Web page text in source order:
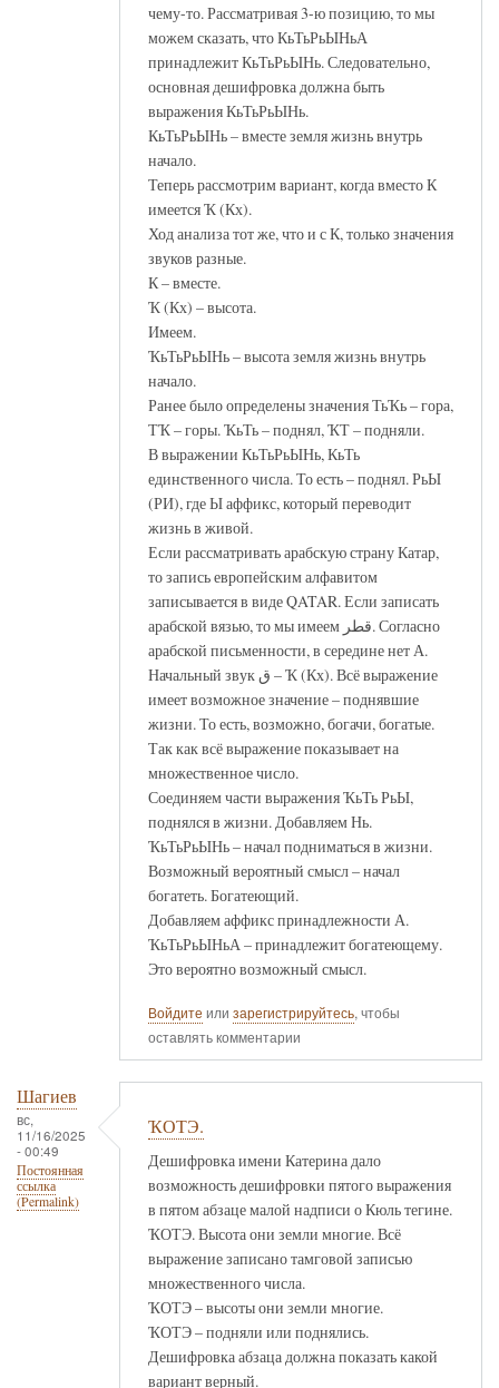
чему-то. Рассматривая 3-ю позицию, то мы
можем сказать, что КьТьРьЫНьА
принадлежит КьТьРьЫНь. Следовательно,
основная дешифровка должна быть
выражения КьТьРьЫНь.
КьТьРьЫНь – вместе земля жизнь внутрь
начало.
Теперь рассмотрим вариант, когда вместо К
имеется Ҡ (Кх).
Ход анализа тот же, что и с К, только значения
звуков разные.
К – вместе.
Ҡ (Кх) – высота.
Имеем.
ҠьТьРьЫНь – высота земля жизнь внутрь
начало.
Ранее было определены значения ТьҠь – гора,
ТҠ – горы. ҠьТь – поднял, ҠТ – подняли.
В выражении КьТьРьЫНь, КьТь
единственного числа. То есть – поднял. РьЫ
(РИ), где Ы аффикс, который переводит
жизнь в живой.
Если рассматривать арабскую страну Катар,
то запись европейским алфавитом
записывается в виде QATAR. Если записать
арабской вязью, то мы имеем قطر. Согласно
арабской письменности, в середине нет А.
Начальный звук ق – Ҡ (Кх). Всё выражение
имеет возможное значение – поднявшие
жизни. То есть, возможно, богачи, богатые.
Так как всё выражение показывает на
множественное число.
Соединяем части выражения ҠьТь РьЫ,
поднялся в жизни. Добавляем Нь.
ҠьТьРьЫНь – начал подниматься в жизни.
Возможный вероятный смысл – начал
богатеть. Богатеющий.
Добавляем аффикс принадлежности А.
ҠьТьРьЫНьА – принадлежит богатеющему.
Это вероятно возможный смысл.
Войдите или зарегистрируйтесь, чтобы
оставлять комментарии
Шагиев
вс,
11/16/2025
- 00:49
Постоянная
ссылка
(Permalink)
ҠОТЭ.
Дешифровка имени Катерина дало
возможность дешифровки пятого выражения
в пятом абзаце малой надписи о Кюль тегине.
ҠОТЭ. Высота они земли многие. Всё
выражение записано тамговой записью
множественного числа.
ҠОТЭ – высоты они земли многие.
ҠОТЭ – подняли или поднялись.
Дешифровка абзаца должна показать какой
вариант верный.